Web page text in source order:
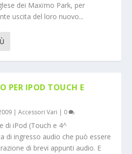
dei Maxïmo Park, per
uscita del loro nuovo...
PER IPOD TOUCH E
|Accessori Vari 0
di iPod (Touch e 4^
di ingresso audio che può essere
di brevi appunti audio. E